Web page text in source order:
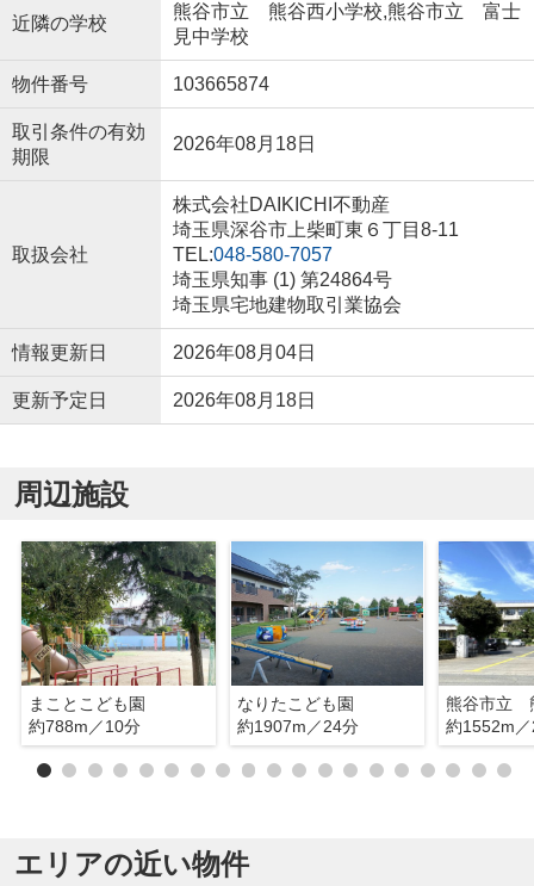
近隣の学校
熊谷市立 熊谷西小学校,熊谷市立 富士
見中学校
物件番号 103665874
取引条件の有効
期限
2026年08月18日
取扱会社
株式会社DAIKICHI不動産
埼玉県深谷市上柴町東６丁目8-11
TEL:048-580-7057
埼玉県知事 (1) 第24864号
埼玉県宅地建物取引業協会
情報更新日 2026年08月04日
更新予定日 2026年08月18日
周辺施設
まことこども園
約788m／10分
なりたこども園
約1907m／24分
約1552m
エリアの近い物件